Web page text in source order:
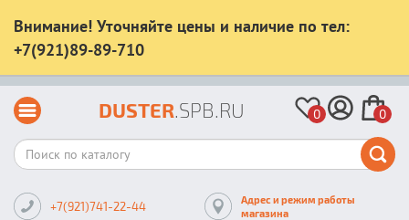
Внимание! Уточняйте цены и наличие по тел:
+7(921)89-89-710
DUSTER.SPB.RU 0 0
+7(921)741-22-44
Адрес и режим работы
магазина